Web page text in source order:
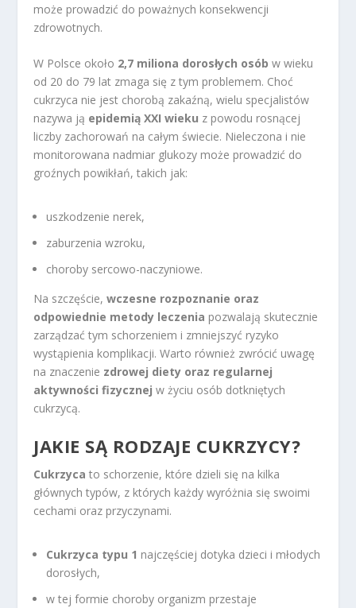
może prowadzić do poważnych konsekwencji
zdrowotnych.
W Polsce około 2,7 miliona dorosłych osób w wieku
od 20 do 79 lat zmaga się z tym problemem. Choć
cukrzyca nie jest chorobą zakaźną, wielu specjalistów
nazywa ją epidemią XXI wieku z powodu rosnącej
liczby zachorowań na całym świecie. Nieleczona i nie
monitorowana nadmiar glukozy może prowadzić do
groźnych powikłań, takich jak:
uszkodzenie nerek,
zaburzenia wzroku,
choroby sercowo-naczyniowe.
Na szczęście,wczesne rozpoznanie oraz
odpowiednie metody leczenia pozwalają skutecznie
zarządzać tym schorzeniem i zmniejszyć ryzyko
wystąpienia komplikacji. Warto również zwrócić uwagę
na znaczenie zdrowej diety oraz regularnej
aktywności fizycznej w życiu osób dotkniętych
cukrzycą.
JAKIE SĄ RODZAJE CUKRZYCY?
Cukrzyca to schorzenie, które dzieli się na kilka
głównych typów, z których każdy wyróżnia się swoimi
cechami oraz przyczynami.
Cukrzyca typu 1 najczęściej dotyka dzieci i młodych
dorosłych,
w tej formie choroby organizm przestaje